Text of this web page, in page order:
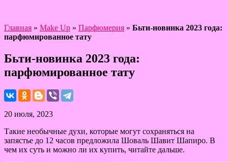
Главная » Make Up » Парфюмерия » Бьти-новинка 2023 года:
парфюмированное тату
Бьти-новинка 2023 года:
парфюмированное тату
20 июля, 2023
Такие необычные духи, которые могут сохраняться на
запястье до 12 часов предложила Шоваль Шавит Шапиро. В
чем их суть и можно ли их купить, читайте дальше.